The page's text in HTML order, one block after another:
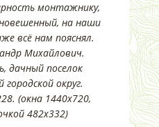
монтажнику,
на наши
всё нам пояснял.
Михайлович.
дачный поселок
городской округ.
(окна 1440х720,
482х332)